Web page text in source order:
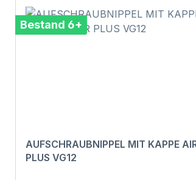
Bestand 6+
AUFSCHRAUBNIPPEL MIT KAPPE
PLUS VG12